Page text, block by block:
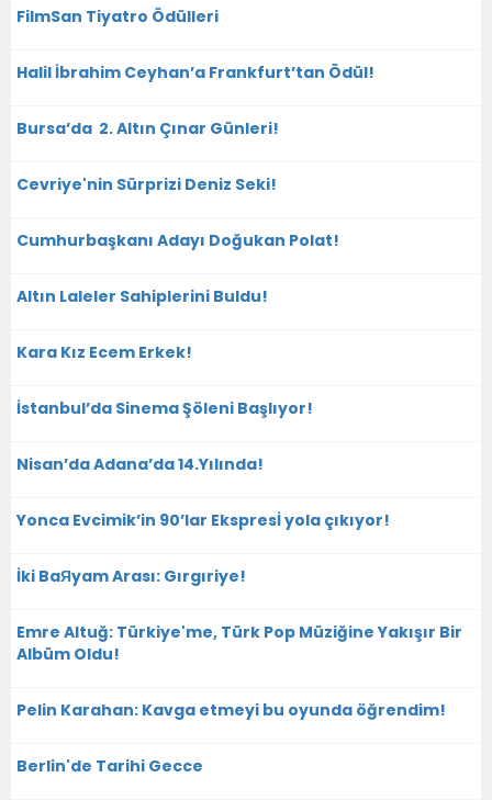
FilmSan Tiyatro Ödülleri
Halil İbrahim Ceyhan’a Frankfurt’tan Ödül!
Bursa’da 2. Altın Çınar Günleri!
Cevriye'nin Sürprizi Deniz Seki!
Cumhurbaşkanı Adayı Doğukan Polat!
Altın Laleler Sahiplerini Buldu!
Kara Kız Ecem Erkek!
İstanbul’da Sinema Şöleni Başlıyor!
Nisan’da Adana’da 14.Yılında!
Yonca Evcimik’in 90’lar Ekspresİ yola çıkıyor!
İki BaЯyam Arası: Gırgıriye!
Emre Altuğ: Türkiye'me, Türk Pop Müziğine Yakışır Bir
Albüm Oldu!
Pelin Karahan: Kavga etmeyi bu oyunda öğrendim!
Berlin'de Tarihi Gecce